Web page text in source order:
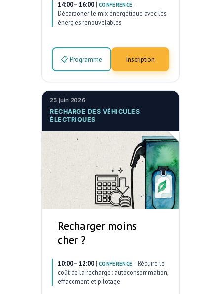
14:00 – 16:00 | CONFÉRENCE –
Décarboner le mix-énergétique avec les
énergies renouvelables
📋 Programme Inscription
25 juin 2026
RECHARGE DES VÉHICULES
ÉLECTRIQUES
Recharger moins
cher ?
10:00 – 12:00 | CONFÉRENCE – Réduire le
coût de la recharge : autoconsommation,
effacement et pilotage